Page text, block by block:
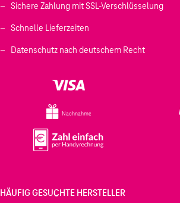
Sichere Zahlung mit SSL-Verschlüsselung
Schnelle Lieferzeiten
Datenschutz nach deutschem Recht
Nachnahme
HÄUFIG GESUCHTE HERSTELLER